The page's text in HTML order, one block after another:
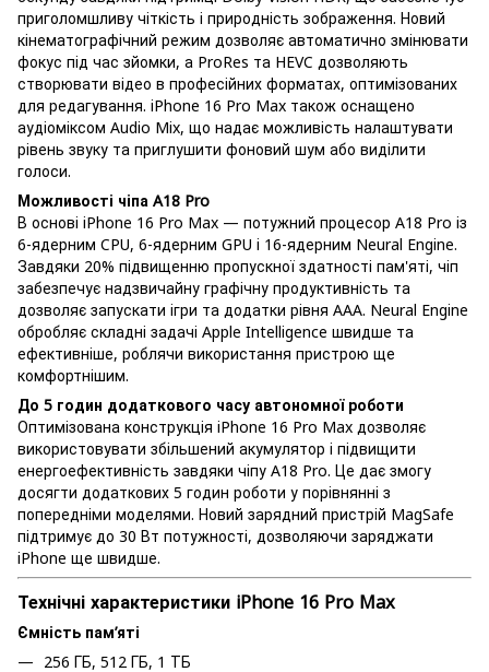
приголомшливу чіткість і природність зображення. Новий
кінематографічний режим дозволяє автоматично змінювати
фокус під час зйомки, а ProRes та HEVC дозволяють
створювати відео в професійних форматах, оптимізованих
для редагування. iPhone 16 Pro Max також оснащено
аудіоміксом Audio Mix, що надає можливість налаштувати
рівень звуку та приглушити фоновий шум або виділити
голоси.
Можливості чіпа A18 Pro
В основі iPhone 16 Pro Max — потужний процесор A18 Pro із
6-ядерним CPU, 6-ядерним GPU і 16-ядерним Neural Engine.
Завдяки 20% підвищенню пропускної здатності пам'яті, чіп
забезпечує надзвичайну графічну продуктивність та
дозволяє запускати ігри та додатки рівня AAA. Neural Engine
обробляє складні задачі Apple Intelligence швидше та
ефективніше, роблячи використання пристрою ще
комфортнішим.
До 5 годин додаткового часу автономної роботи
Оптимізована конструкція iPhone 16 Pro Max дозволяє
використовувати збільшений акумулятор і підвищити
енергоефективність завдяки чіпу A18 Pro. Це дає змогу
досягти додаткових 5 годин роботи у порівнянні з
попередніми моделями. Новий зарядний пристрій MagSafe
підтримує до 30 Вт потужності, дозволяючи заряджати
iPhone ще швидше.
Технічні характеристики iPhone 16 Pro Max
Ємність пам’яті
256 ГБ, 512 ГБ, 1 ТБ